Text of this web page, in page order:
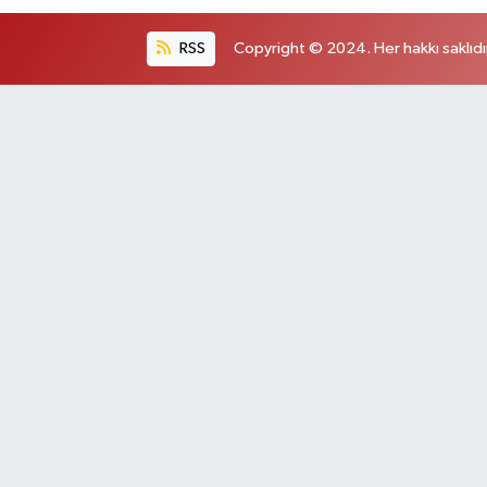
RSS Copyright © 2024. Her hakkı